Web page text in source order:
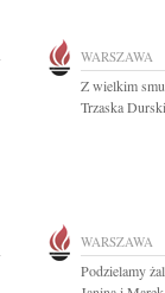
WARSZAWA
Z wielkim
Trzaska
WARSZAWA
Podzielamy